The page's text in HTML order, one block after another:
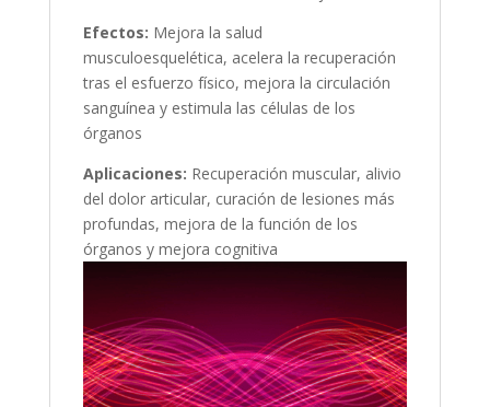
Efectos: Mejora la salud
musculoesquelética, acelera la recuperación
tras el esfuerzo físico, mejora la circulación
sanguínea y estimula las células de los
órganos
Aplicaciones: Recuperación muscular, alivio
del dolor articular, curación de lesiones más
profundas, mejora de la función de los
órganos y mejora cognitiva